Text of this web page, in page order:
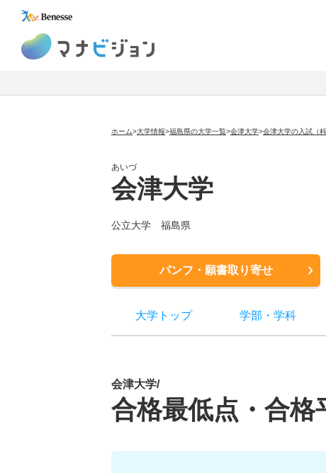
ホーム>大学情報>福島県の大学一覧>会津大学>会津大学の入試（科
あいづ
会津大学
公立大学 福島県
パンフ・願書取り寄せ
大学トップ 学部 ・ 学科
会津大学/
合格最低点・合格